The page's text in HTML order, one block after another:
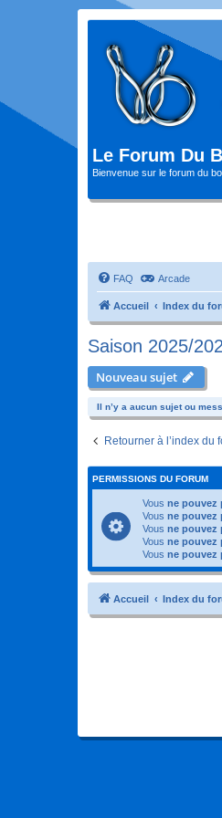
Le Forum Du
Bienvenue sur le forum du
FAQ Arcade
Accueil Index du
Saison 2025/
Nouveau sujet
Il n’y a aucun sujet ou
Retourner à l’index du
PERMISSIONS DU FORUM
Vous ne pouvez
Vous ne pouvez
Vous ne pouvez
Vous ne pouvez
Vous ne pouvez
Accueil Index du